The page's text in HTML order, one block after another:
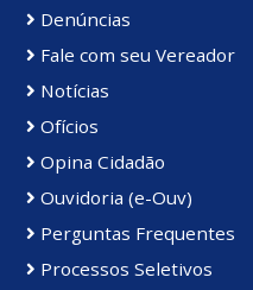
Denúncias
Fale com seu Vereador
Notícias
Ofícios
Opina Cidadão
Ouvidoria (e-Ouv)
Perguntas Frequentes
Processos Seletivos